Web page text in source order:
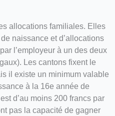
allocations familiales. Elles
naissance et d’allocations
l’employeur à un des deux
Les cantons fixent le
il existe un minimum valable
à la 16e année de
d’au moins 200 francs par
pas la capacité de gagner